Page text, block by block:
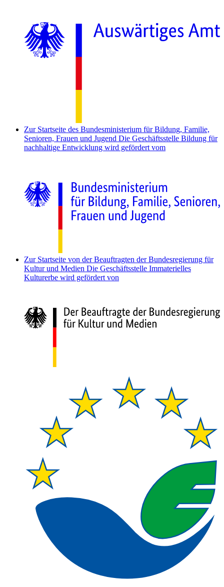
Zur Startseite des Bundesministerium für Bildung, Familie,
Senioren, Frauen und Jugend Die Geschäftsstelle Bildung für
nachhaltige Entwicklung wird gefördert vom
Zur Startseite von der Beauftragten der Bundesregierung für
Kultur und Medien Die Geschäftsstelle Immaterielles
Kulturerbe wird gefördert von